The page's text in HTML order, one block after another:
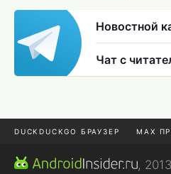
Новостной
Чат с
DUCKDUCKGO БРАУЗЕР MAX
ПРИЛОЖЕНИЯ ANDROID
,